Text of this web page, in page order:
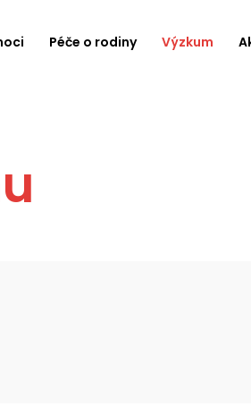
Péče o rodiny Výzkum